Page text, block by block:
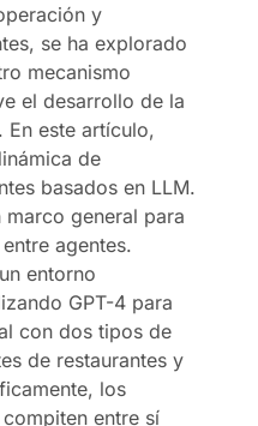
y
se ha explorado
mecanismo
el desarrollo de la
este artículo,
de
basados en LLM.
general para
agentes.
entorno
GPT-4 para
con dos tipos de
de restaurantes y
los
entre sí